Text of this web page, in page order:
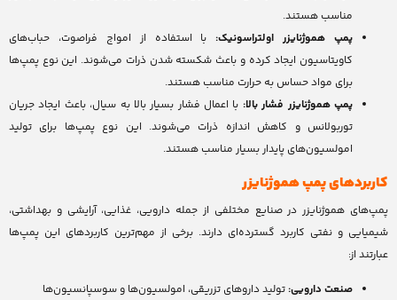
مناسب هستند.
پمپ هموژنایزر اولتراسونیک: با استفاده از امواج فراصوت، حباب‌های
کاویتاسیون ایجاد کرده و باعث شکسته شدن ذرات می‌شوند. این نوع پمپ‌ها
برای مواد حساس به حرارت مناسب هستند.
پمپ هموژنایزر فشار بالا: با اعمال فشار بسیار بالا به سیال، باعث ایجاد جریان
توربولانس و کاهش اندازه ذرات می‌شوند. این نوع پمپ‌ها برای تولید
امولسیون‌های پایدار بسیار مناسب هستند.
کاربردهای پمپ هموژنایزر
پمپ‌های هموژنایزر در صنایع مختلفی از جمله دارویی، غذایی، آرایشی و بهداشتی،
شیمیایی و نفتی کاربرد گسترده‌ای دارند. برخی از مهم‌ترین کاربردهای این پمپ‌ها
عبارتند از:
صنعت دارویی: تولید داروهای تزریقی، امولسیون‌ها و سوسپانسیون‌ها